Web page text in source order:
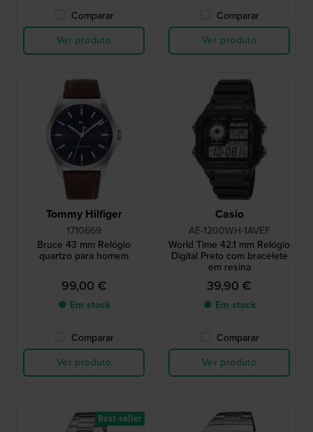
Comparar
Ver produto
Comparar
Ver produto
Tommy Hilfiger
1710669
Bruce 43 mm Relógio
quartzo para homem
99,00 €
● Em stock
Comparar
Ver produto
Casio
AE-1200WH-1AVEF
World Time 42.1 mm Relógio
Digital Preto com bracelete
em resina
39,90 €
● Em stock
Comparar
Ver produto
Best-seller